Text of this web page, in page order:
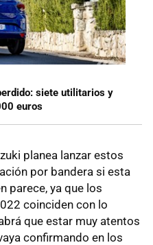
siete utilitarios y
euros
planea lanzar estos
por bandera si esta
parece, ya que los
coinciden con lo
que estar muy atentos
confirmando en los